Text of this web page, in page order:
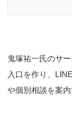
鬼塚祐一氏のサ
入口を作り、
や個別相談を案